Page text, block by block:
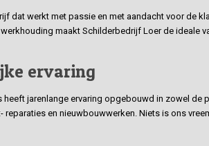
dat werkt met passie en met aandacht voor de
maakt Schilderbedrijf Loer de ideale
ervaring
jarenlange ervaring opgebouwd in zowel
en nieuwbouwwerken. Niets is ons